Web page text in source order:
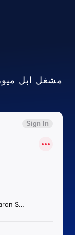
مشغل ابل